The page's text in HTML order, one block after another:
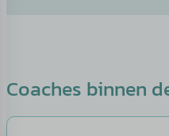
Coaches binnen